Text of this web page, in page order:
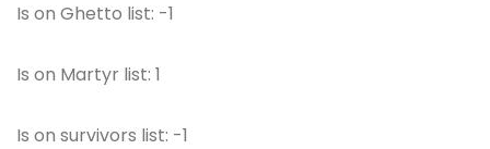
Is on Ghetto list: -1
Is on Martyr list: 1
Is on survivors list: -1